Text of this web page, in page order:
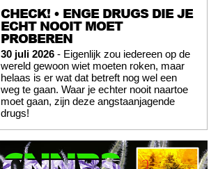
CHECK! • ENGE DRUGS DIE JE
ECHT NOOIT MOET
PROBEREN
30 juli 2026 - Eigenlijk zou iedereen op de
wereld gewoon wiet moeten roken, maar
helaas is er wat dat betreft nog wel een
weg te gaan. Waar je echter nooit naartoe
moet gaan, zijn deze angstaanjagende
drugs!